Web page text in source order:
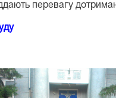
перевагу